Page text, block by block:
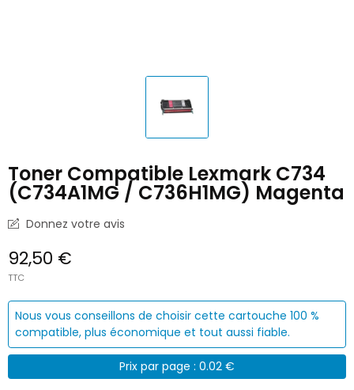
Toner Compatible Lexmark C734
(C734A1MG / C736H1MG) Magenta
Donnez votre avis
92,50 €
TTC
Nous vous conseillons de choisir cette cartouche 100 %
compatible, plus économique et tout aussi fiable.
Prix par page : 0.02 €